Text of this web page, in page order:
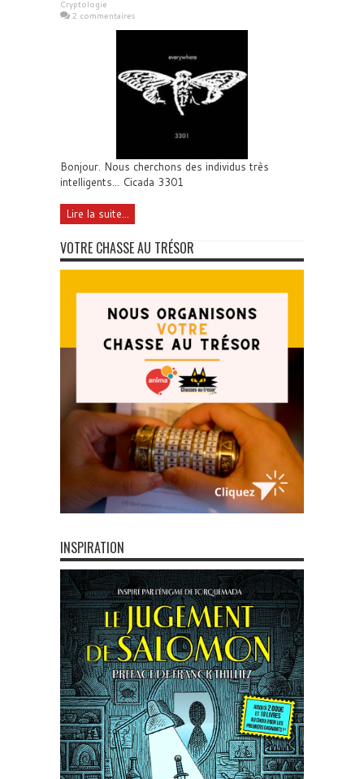
Cryptologie
2 commentaires
Bonjour. Nous cherchons des individus très
intelligents... Cicada 3301
Lire la suite...
VOTRE CHASSE AU TRÉSOR
INSPIRATION